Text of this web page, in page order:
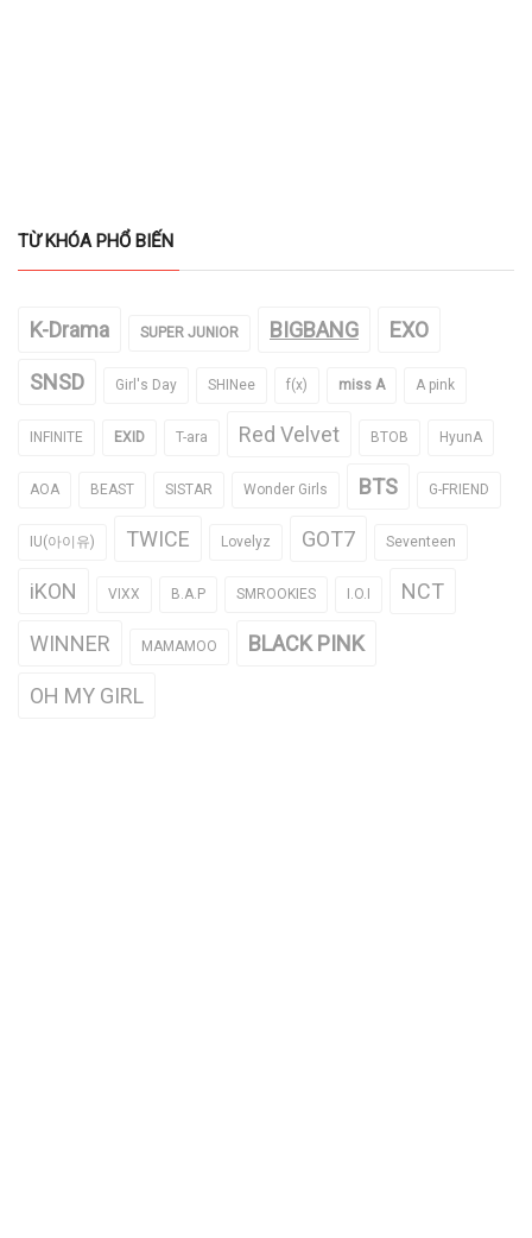
TỪ KHÓA PHỔ BIẾN
K-Drama SUPER JUNIOR BIGBANG EXO
SNSD Girl's Day SHINee f(x) miss A A pink
INFINITE EXID T-ara Red Velvet BTOB HyunA
AOA BEAST SISTAR Wonder Girls BTS G-FRIEND
IU(아이유) TWICE Lovelyz GOT7 Seventeen
iKON VIXX B.A.P SMROOKIES I.O.I NCT
WINNER MAMAMOO BLACK PINK
OH MY GIRL